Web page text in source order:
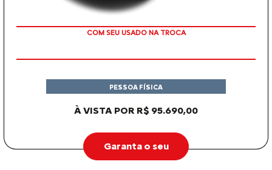
OU TAXA 0%
À VISTA POR R$ 95.690,00
PESSOA FÍSICA
Garanta o seu